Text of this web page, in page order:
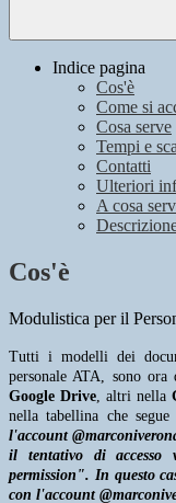
Indice pagina
Cos'è
Come si
Cosa serve
Tempi e
Contatti
Ulteriori
A cosa
Cos'è
Modulistica per il
Tutti i modelli dei
personale ATA, sono
Google Drive , altri nella
nella tabellina che segue
l'account
il tentativo di accesso
permission". In questo
con l'account